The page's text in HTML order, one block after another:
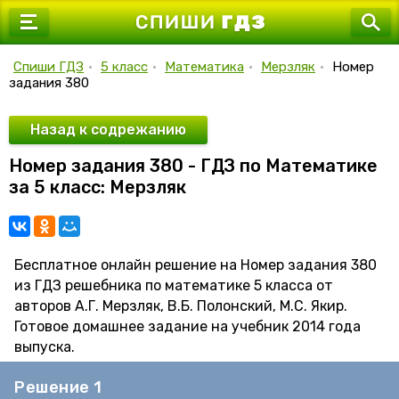
7 класс
9 класс
10 класс
11 класс
Спиши ГДЗ • 5 класс • Математика • Мерзляк •
Номер
задания 380
Назад к содрежанию
Номер задания 380 - ГДЗ по Математике
за 5 класс: Мерзляк
Бесплатное онлайн решение на Номер задания 380
из ГДЗ решебника по математике 5 класса от
авторов А.Г. Мерзляк, В.Б. Полонский, М.С. Якир.
Готовое домашнее задание на учебник 2014 года
выпуска.
Решение 1